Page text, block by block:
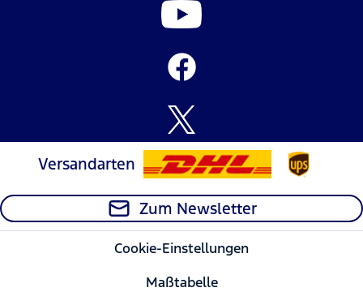
Versandarten
Zum Newsletter
Cookie-Einstellungen
Maßtabelle